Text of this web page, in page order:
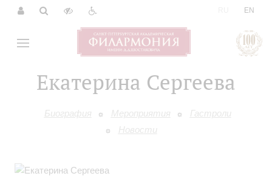
EN
Екатерина Сергеева
Биография Мероприятия
Гастроли
Новости